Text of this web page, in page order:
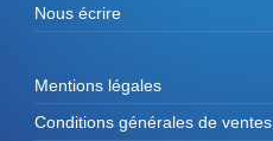
Nous écrire
Mentions légales
Conditions générales de ventes